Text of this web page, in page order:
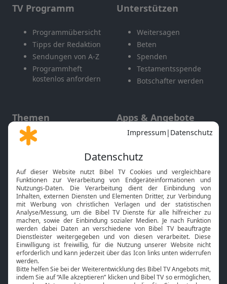
TV Programm
Programmübersicht
Tipps der Redaktion
Sendungen von A-Z
Programmheft
kostenlos anfordern
Unterstützen
Weitersagen
Beten
Spenden
Testamentsspende
Botschafter werden
Themen
Gott und Bibel erklärt
Neuigkeiten
Apps & Angebote
Mobile App
Smart TV
HbbTV
Bibelthek Online-Bibel
Nächster Gottesdienst
Bibel TV
Über uns
Service
Kontakt